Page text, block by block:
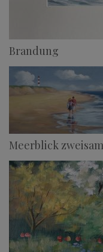
Brandung
Meerblick zweisam